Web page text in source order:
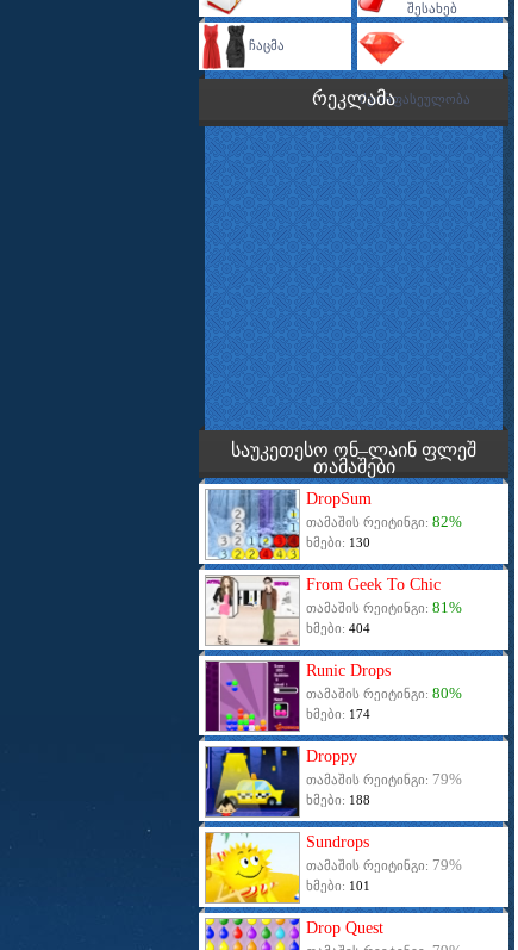
Შესახებ
Ჩაცმა
Ძვირფასეულობა
რეკლამა
საუკეთესო ონ–ლაინ ფლეშ
თამაშები
DropSum
თამაშის რეიტინგი: 82%
ხმები: 130
From Geek To Chic
თამაშის რეიტინგი: 81%
ხმები: 404
Runic Drops
თამაშის რეიტინგი: 80%
ხმები: 174
Droppy
თამაშის რეიტინგი: 79%
ხმები: 188
Sundrops
თამაშის რეიტინგი: 79%
ხმები: 101
Drop Quest